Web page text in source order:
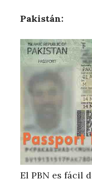
Pakistán:
El PBN es fácil